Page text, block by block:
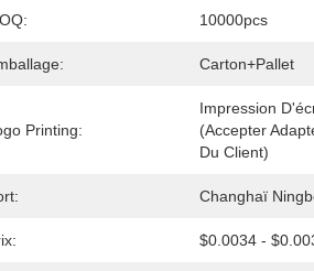
10000pcs
Carton+Pallet
Printing:
Impression
(accepter
Du Client)
Changhaï
$0.0034 -